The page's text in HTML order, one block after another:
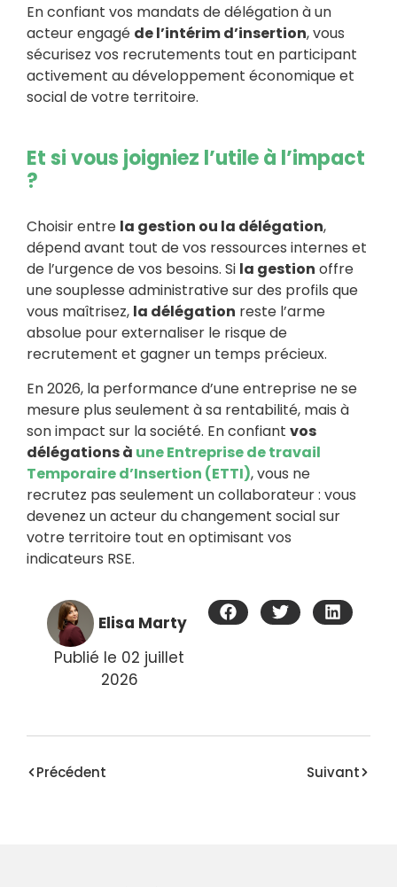
En confiant vos mandats de délégation à un
acteur engagé de l’intérim d’insertion, vous
sécurisez vos recrutements tout en participant
activement au développement économique et
social de votre territoire.
Et si vous joigniez l’utile à l’impact
?
Choisir entre la gestion ou la délégation,
dépend avant tout de vos ressources internes et
de l’urgence de vos besoins. Si la gestion offre
une souplesse administrative sur des profils que
vous maîtrisez, la délégation reste l’arme
absolue pour externaliser le risque de
recrutement et gagner un temps précieux.
En 2026, la performance d’une entreprise ne se
mesure plus seulement à sa rentabilité, mais à
son impact sur la société. En confiant vos
délégations à une Entreprise de travail
Temporaire d’Insertion (ETTI), vous ne
recrutez pas seulement un collaborateur : vous
devenez un acteur du changement social sur
votre territoire tout en optimisant vos
indicateurs RSE.
Elisa Marty
Publié le 02 juillet
2026
Précédent Suivant